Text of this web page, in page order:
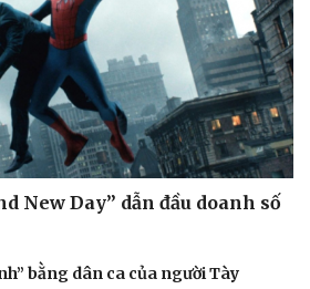
New Day” dẫn đầu doanh số
bằng dân ca của người Tày